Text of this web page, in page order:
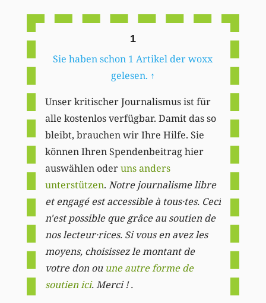
1
Sie haben schon 1 Artikel der woxx
gelesen. ↑
Unser kritischer Journalismus ist für
alle kostenlos verfügbar. Damit das so
bleibt, brauchen wir Ihre Hilfe. Sie
können Ihren Spendenbeitrag hier
auswählen oderuns anders
unterstützen. Notre journalisme libre
et engagé est accessible à tous·tes. Ceci
n'est possible que grâce au soutien de
nos lecteur·rices. Si vous en avez les
moyens, choisissez le montant de
votre don ou une autre forme de
soutien ici. Merci ! .